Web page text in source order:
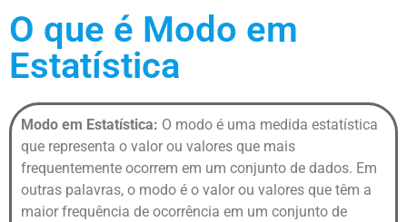
O que é Modo em
Estatística
Modo em Estatística: O modo é uma medida estatística
que representa o valor ou valores que mais
frequentemente ocorrem em um conjunto de dados. Em
outras palavras, o modo é o valor ou valores que têm a
maior frequência de ocorrência em um conjunto de